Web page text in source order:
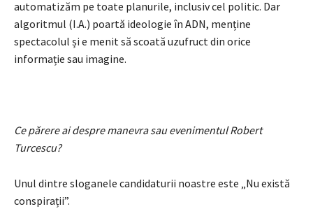
automatizăm pe toate planurile, inclusiv cel politic. Dar
algoritmul (I.A.) poartă ideologie în ADN, menține
spectacolul și e menit să scoată uzufruct din orice
informație sau imagine.
Ce părere ai despre manevra sau evenimentul Robert
Turcescu?
Unul dintre sloganele candidaturii noastre este „Nu există
conspirații”.